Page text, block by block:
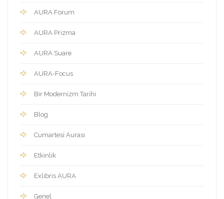
AURA Forum
AURA Prizma
AURA Suare
AURA-Focus
Bir Modernizm Tarihi
Blog
Cumartesi Aurası
Etkinlik
Exlibris AURA
Genel